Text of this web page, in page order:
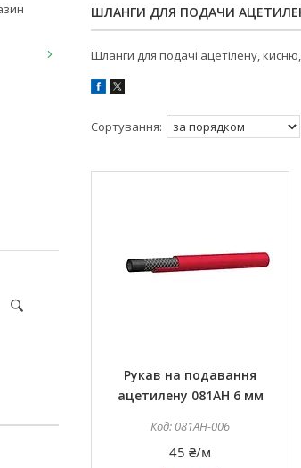
ШЛАНГИ ДЛЯ ПОДАЧИ
Шланги для подачі ацетілену,
Рукав на подавання
ацетилену 081AH 6 мм
081AH-006
45 ₴/м